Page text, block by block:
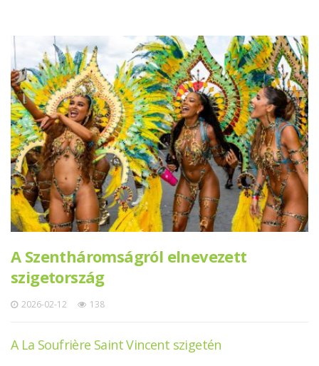
A Szentháromságról elnevezett
szigetország
2026-02-12 138
A La Soufrière Saint Vincent szigetén